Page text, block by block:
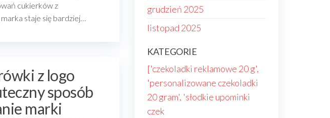
cukierków z
staje się bardziej…
z logo
sposób
marki
grudzień 2025
listopad 2025
KATEGORIE
['czekoladki reklamowe 20 g',
'personalizowane czekoladki
20 gram', 'słodkie upominki
czek